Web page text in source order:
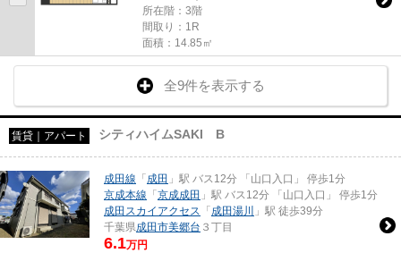
所在階：3階
間取り：1R
面積：14.85㎡
全9件を表示する
賃貸｜アパート シティハイムSAKI B
成田線 「成田 」駅 バス12分 「山口入口」 停歩1分
京成本線 「京成成田 」駅 バス12分 「山口入口」 停歩1分
成田スカイアクセス
「成田湯川
」駅 徒歩39分
千葉県成田市美郷台 ３丁目
6.1万円